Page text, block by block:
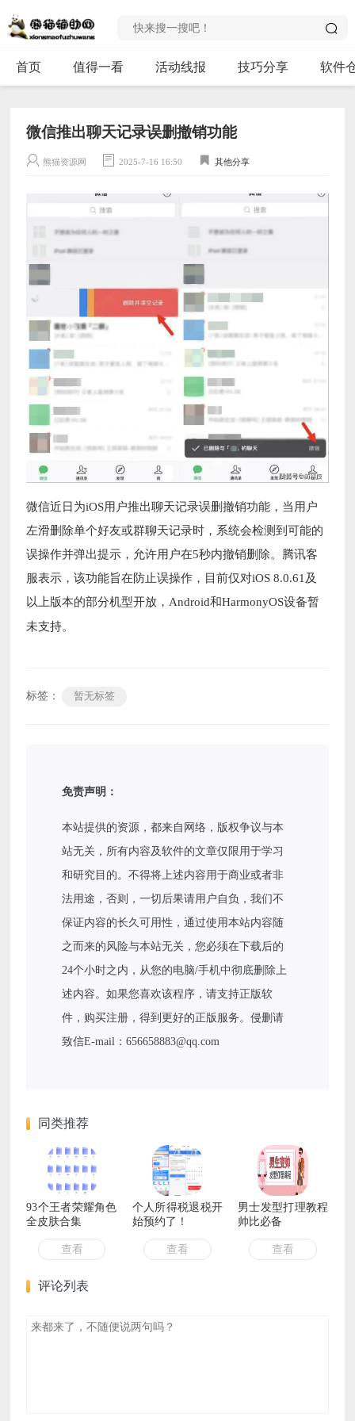
首页 值得一看 活动线报 技巧分享 软件
微信推出聊天记录误删撤销功能
熊猫资源网 2025-7-16 16:50 其他分享
微信近日为iOS用户推出聊天记录误删撤销功能，当用户
左滑删除单个好友或群聊天记录时，系统会检测到可能的
误操作并弹出提示，允许用户在5秒内撤销删除。腾讯客
服表示，该功能旨在防止误操作，目前仅对iOS 8.0.61及
以上版本的部分机型开放，Android和HarmonyOS设备暂
未支持。
标签： 暂无标签
免责声明：
本站提供的资源，都来自网络，版权争议与本
站无关，所有内容及软件的文章仅限用于学习
和研究目的。不得将上述内容用于商业或者非
法用途，否则，一切后果请用户自负，我们不
保证内容的长久可用性，通过使用本站内容随
之而来的风险与本站无关，您必须在下载后的
24个小时之内，从您的电脑/手机中彻底删除上
述内容。如果您喜欢该程序，请支持正版软
件，购买注册，得到更好的正版服务。侵删请
致信E-mail：656658883@qq.com
同类推荐
93个王者荣耀角色
全皮肤合集
查看
个人所得税退税开
始预约了！
查看
男士发型打理教程
帅比必备
查看
评论列表